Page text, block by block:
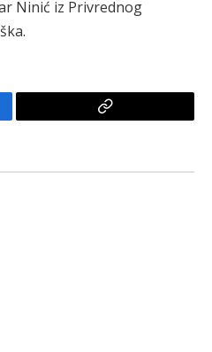
Ninić iz Privrednog
Copy